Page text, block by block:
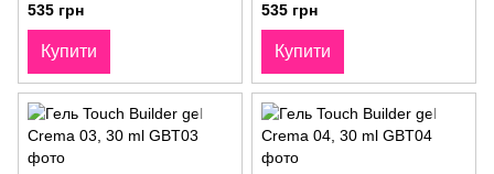
535 грн
Купити
535 грн
Купити